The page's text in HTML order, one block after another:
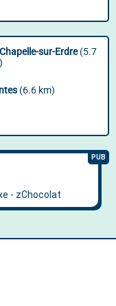
sur-Erdre(5.7
(6.6 km)